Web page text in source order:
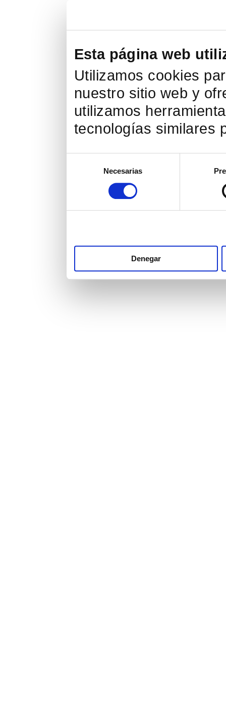
Esta página web
Utilizamos cookies
nuestro sitio web y
utilizamos
tecnologías similares
consentimiento
Necesarias
Denegar